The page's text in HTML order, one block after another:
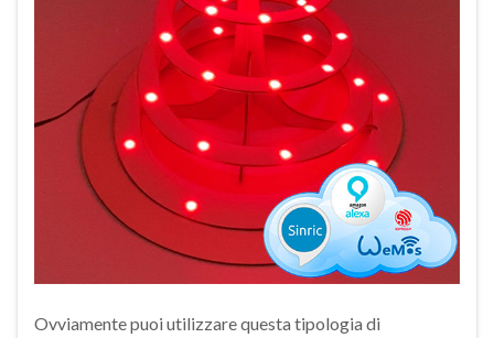
Ovviamente puoi utilizzare questa tipologia di